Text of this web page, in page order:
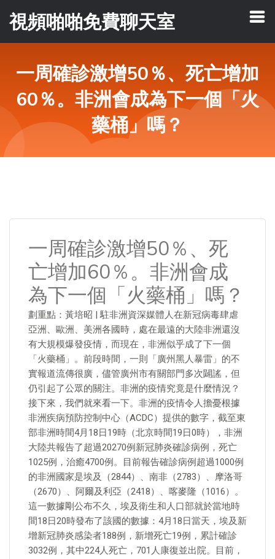
視頻啪啪免費聊天室
一周確診激增50％、死亡增加
60％。非洲會成為下一個「火
藥桶」嗎？
一周確診激增50％、死
亡增加60％。非洲會成
為下一個「火藥桶」嗎？
劃重點：黃培昭 | 駐非洲資深媒體人在新冠病毒肆虐
亞洲、歐洲、美洲各國時，處在最遠的大陸非洲還沒
有大規模爆發疫情，而現在，非洲似乎成了下一個
「火藥桶」。前段時間，一則「廣州黑人暴雷」的不
實報道流傳很廣，儘管廣州市有關部門多次闢謠，但
仍引起了公眾的關注。非洲的疫情究竟是什麼情況？
接下來，我們就來看一下。非洲的疫情令人擔憂根據
非洲疾病預防控制中心（ACDC）提供的數字，截至東
部非洲時間4月18日19時（北京時間19日0時），非洲
大陸共報告了超過20270例新冠肺炎確診病例，死亡
1025例，治癒4700例。目前報告確診病例超過1000例
的非洲國家是埃及（2844）、南非（2783）、摩洛哥
（2670）、阿爾及利亞（2418）、喀麥隆（1016）。
這一數據剛公布不久，埃及衛生和人口部就於當地時
間18日20時發布了該國的數據：4月18日當天，埃及新
增新冠肺炎感染者188例，新增死亡19例，累計確診
3032例，其中224人死亡，701人康復並出院。目前，